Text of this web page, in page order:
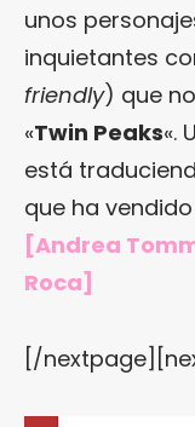
unos
inquietantes
friendly) que
«Twin Peaks«.
está
que ha vendido
[Andrea
Roca]
[/